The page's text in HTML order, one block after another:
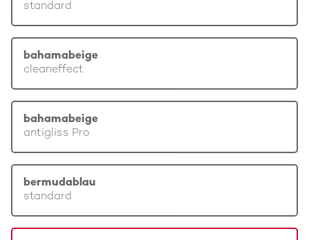
standard
bahamabeige
cleaneffect
bahamabeige
antigliss Pro
bermudablau
standard